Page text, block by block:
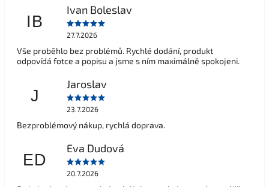
IB
Ivan Boleslav
27.7.2026
Vše proběhlo bez problémů. Rychlé dodání, produkt
odpovídá fotce a popisu a jsme s ním maximálně spokojeni.
J
Jaroslav
23.7.2026
Bezproblémový nákup, rychlá doprava.
ED
Eva Dudová
20.7.2026